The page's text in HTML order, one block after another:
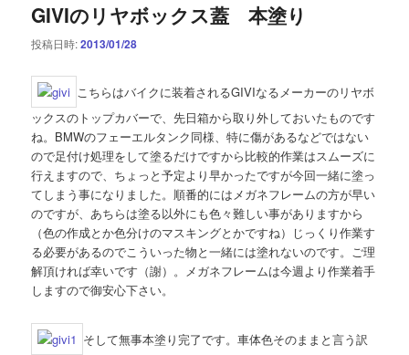
GIVIのリヤボックス蓋 本塗り
投稿日時:2013/01/28
こちらはバイクに装着されるGIVIなるメーカーのリヤボ
ックスのトップカバーで、先日箱から取り外しておいたものです
ね。BMWのフェーエルタンク同様、特に傷があるなどではない
ので足付け処理をして塗るだけですから比較的作業はスムーズに
行えますので、ちょっと予定より早かったですが今回一緒に塗っ
てしまう事になりました。順番的にはメガネフレームの方が早い
のですが、あちらは塗る以外にも色々難しい事がありますから
（色の作成とか色分けのマスキングとかですね）じっくり作業す
る必要があるのでこういった物と一緒には塗れないのです。ご理
解頂ければ幸いです（謝）。メガネフレームは今週より作業着手
しますので御安心下さい。
そして無事本塗り完了です。車体色そのままと言う訳